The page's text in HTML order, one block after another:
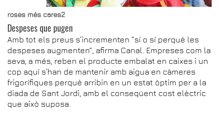
roses més cares2
Despeses que pugen
Amb tot els preus s’incrementen “sí o sí perquè les
despeses augmenten”, afirma Canal. Empreses com la
seva, a més, reben el producte embalat en caixes i un
cop aquí s’han de mantenir amb aigua en càmeres
frigorífiques perquè arribin en un estat òptim per a la
diada de Sant Jordi, amb el conseqüent cost elèctric
que això suposa.